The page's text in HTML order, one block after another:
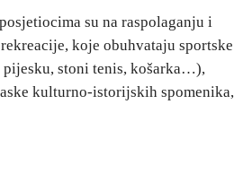
su na raspolaganju i
koje obuhvataju sportske
pijesku, stoni tenis, košarka…),
kulturno-istorijskih spomenika,